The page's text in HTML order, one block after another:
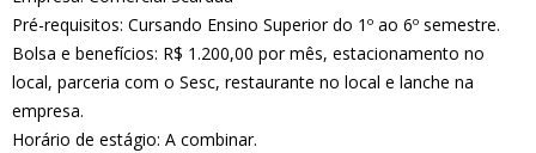
Pré-requisitos: Cursando Ensino Superior do 1º ao 6º semestre.
Bolsa e benefícios: R$ 1.200,00 por mês, estacionamento no
local, parceria com o Sesc, restaurante no local e lanche na
empresa.
Horário de estágio: A combinar.